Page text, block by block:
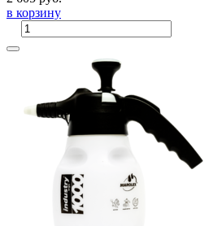
в корзину